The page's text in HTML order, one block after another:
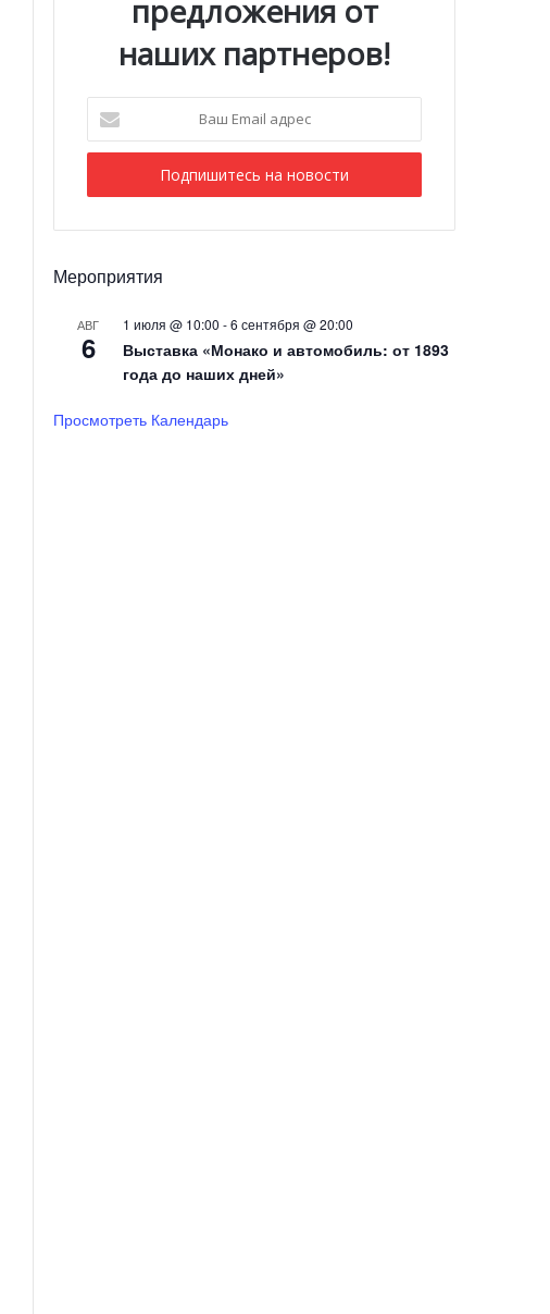
предложения от
наших партнеров!
Email
адрес
Мероприятия
АВГ
6
1 июля @ 10:00 -6 сентября @ 20:00
Выставка «Монако и автомобиль: от 1893
года до наших дней»
Просмотреть Календарь